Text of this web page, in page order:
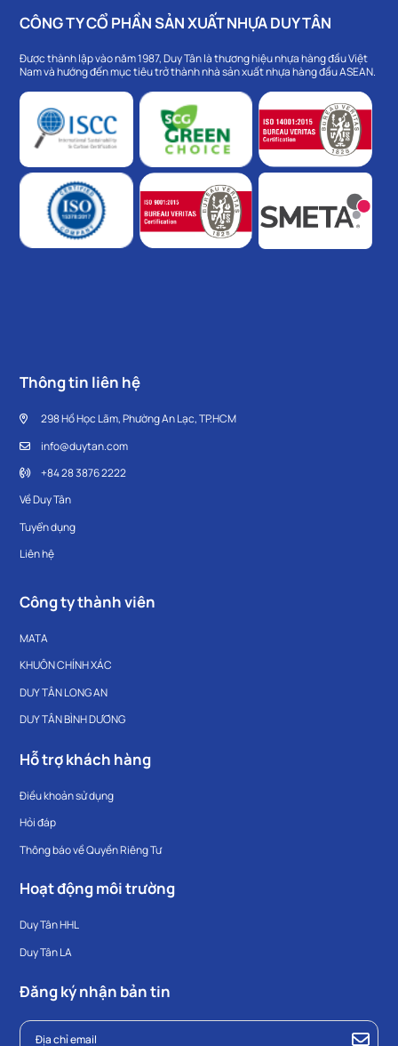
CÔNG TY CỔ PHẦN SẢN XUẤT NHỰA DUY TÂN
Được thành lập vào năm 1987, Duy Tân là thương hiệu nhựa hàng đầu Việt
Nam và hướng đến mục tiêu trở thành nhà sản xuất nhựa hàng đầu ASEAN.
Thông tin liên hệ
298 Hồ Học Lãm, Phường An Lạc, TP.HCM
info@duytan.com
+84 28 3876 2222
Về Duy Tân
Tuyển dụng
Liên hệ
Công ty thành viên
MATA
KHUÔN CHÍNH XÁC
DUY TÂN LONG AN
DUY TÂN BÌNH DƯƠNG
Hỗ trợ khách hàng
Điều khoản sử dụng
Hỏi đáp
Thông báo về Quyền Riêng Tư
Hoạt động môi trường
Duy Tân HHL
Duy Tân LA
Đăng ký nhận bản tin